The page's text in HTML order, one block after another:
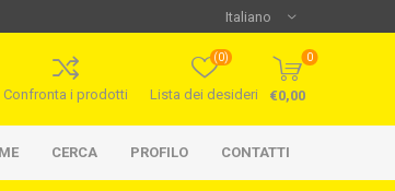
Confronta i prodotti Lista dei desideri
(0) 0
€0,00
CERCA PROFILO CONTATTI